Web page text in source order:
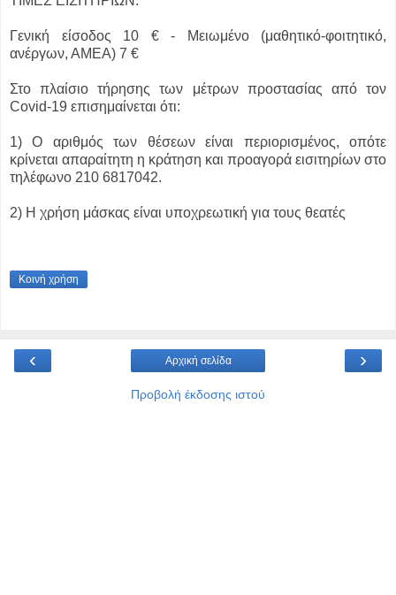
Γενική είσοδος 10 € - Μειωμένο (μαθητικό-φοιτητικό,
ανέργων, ΑΜΕΑ) 7 €
Στο πλαίσιο τήρησης των μέτρων προστασίας από τον
Covid-19 επισημαίνεται ότι:
1) Ο αριθμός των θέσεων είναι περιορισμένος, οπότε
κρίνεται απαραίτητη η κράτηση και προαγορά εισιτηρίων στο
τηλέφωνο 210 6817042.
2) Η χρήση μάσκας είναι υποχρεωτική για τους θεατές
Κοινή χρήση
‹ ›
Αρχική σελίδα
Προβολή έκδοσης ιστού